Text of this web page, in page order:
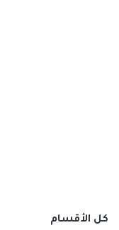
كل الأقسام